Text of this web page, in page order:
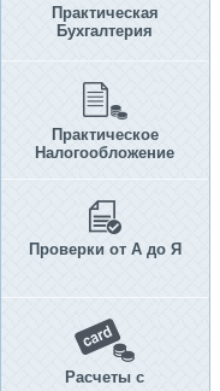
Практическая
Бухгалтерия
Практическое
Налогообложение
Проверки от А до Я
Расчеты с